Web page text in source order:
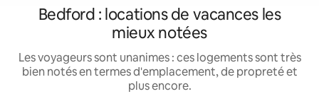
Bedford : locations de vacances les
mieux notées
Les voyageurs sont unanimes : ces logements sont très
bien notés en termes d'emplacement, de propreté et
plus encore.